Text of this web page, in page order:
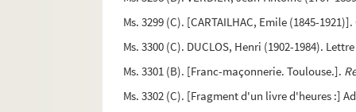
Ms. 3299 (C). [CARTAILHAC, Emile (1845-
Ms. 3300 (C). DUCLOS, Henri (1902-1984).
Ms. 3301 (B). [Franc-maçonnerie. Toulouse.].
Ms. 3302 (C). [Fragment d'un livre d'heures :]